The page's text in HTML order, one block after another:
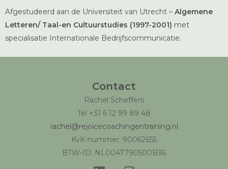
Afgestudeerd aan de Universiteit van Utrecht – Algemene
Letteren/ Taal-en Cultuurstudies (1997-2001) met
specialisatie Internationale Bedrijfscommunicatie.
Contact
Rachel Scheffers
Tel +31 6 12 99 89 48
rachel@rejoicecoachingentraining.nl
KvK-nummer: 90062655
BTW-ID: NL0047790500B36